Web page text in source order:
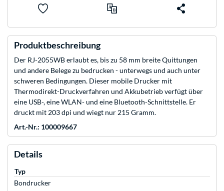
Produktbeschreibung
Der RJ-2055WB erlaubt es, bis zu 58 mm breite Quittungen
und andere Belege zu bedrucken - unterwegs und auch unter
schweren Bedingungen. Dieser mobile Drucker mit
Thermodirekt-Druckverfahren und Akkubetrieb verfügt über
eine USB-, eine WLAN- und eine Bluetooth-Schnittstelle. Er
druckt mit 203 dpi und wiegt nur 215 Gramm.
Art.-Nr.: 100009667
Details
Typ
Bondrucker